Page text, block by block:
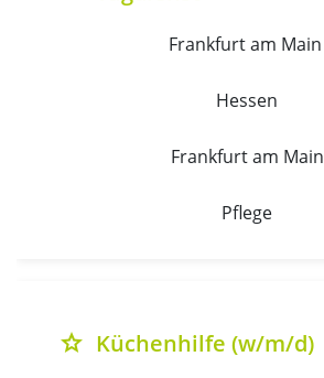
Frankfurt am Main
Hessen
Frankfurt am Main
Pflege
grade Küchenhilfe (w/m/d)